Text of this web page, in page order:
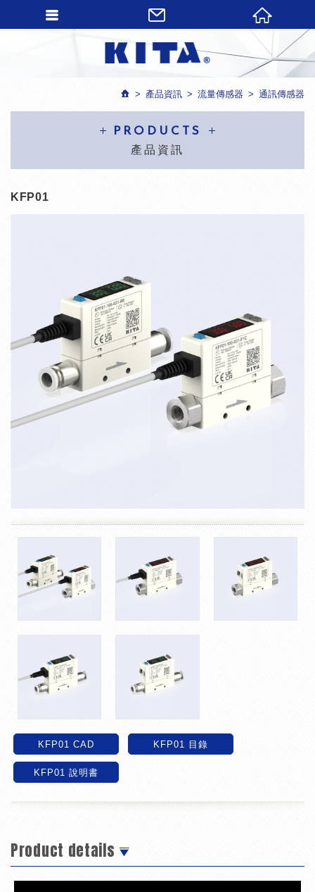
產品資訊 流量傳感器 通訊傳感器
PRODUCTS
產品資訊
KFP01
KFP01 CAD KFP01 目錄
KFP01 說明書
Product details